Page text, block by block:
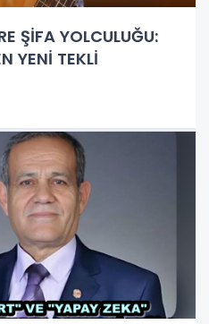
ŞİFA YOLCULUĞU:
YENİ TEKLİ